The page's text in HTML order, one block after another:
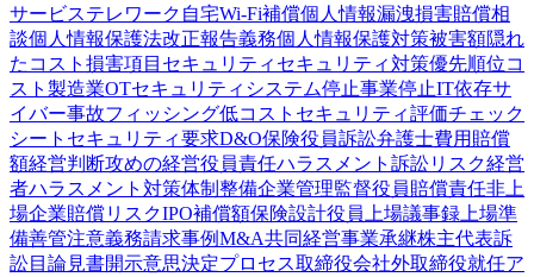
サービステレワーク 自宅Wi-Fi補償個人情報漏洩損害賠償相
談個人情報保護法改正報告義務個人情報保護対策被害額隠れ
たコスト 損害項目 セキュリティ セキュリティ対策優先順位コ
スト 製造業OTセキュリティ システム停止事業停止IT依存サ
イバー事故フィッシング低コスト セキュリティ評価チェック
シート セキュリティ要求D&O保険役員訴訟弁護士費用 賠償
額経営判断攻めの経営役員責任ハラスメント 訴訟リスク経営
者ハラスメント対策体制整備企業管理監督役員賠償責任非上
場企業賠償リスクIPO補償額保険設計役員 上場議事録 上場準
備善管注意義務請求事例M&A共同経営事業承継株主代表訴
訟目論見書開示意思決定プロセス取締役会社外取締役就任ア